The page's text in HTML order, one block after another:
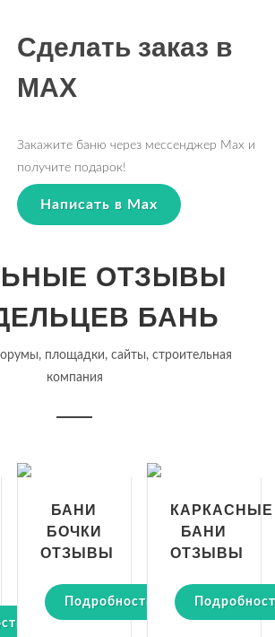
Сделать заказ в
MAX
Закажите баню через мессенджер Max и
получите подарок!
Написать в Max
ОТЗЫВЫ
БАНЬ
площадки, сайты, строительная
компания
БАНИ
БОЧКИ
ОТЗЫВЫ
Подробности
КАРКАСНЫЕ
БАНИ
ОТЗЫВЫ